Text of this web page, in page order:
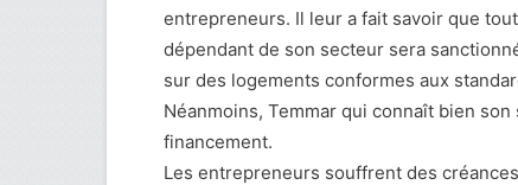
entrepreneurs. Il leur a fait savoir que
dépendant de son secteur sera
sur des logements conformes aux
Néanmoins, Temmar qui connaît bien
financement.
Les entrepreneurs souffrent des